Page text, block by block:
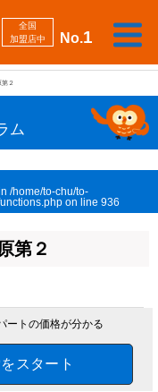
No.1
全国
加盟店中
自動
査定
第２
ム
/home/to-chu/to-
on line 936
第２
ートの価格が分かる
スタート